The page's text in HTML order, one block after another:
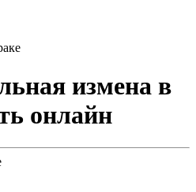
измена в
онлайн